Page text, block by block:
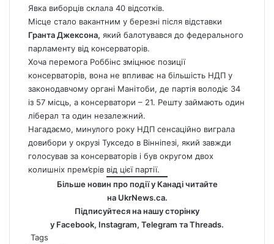
Явка виборців склала 40 відсотків.
Місце стало вакантним у березні після відставки
Гранта Джексона, який балотувався до федерального
парламенту від консерваторів.
Хоча перемога Роббінс зміцнює позиції
консерваторів, вона не впливає на більшість НДП у
законодавчому органі Манітоби, де партія володіє 34
із 57 місць, а консерватори – 21. Решту займають один
ліберал та один незалежний.
Нагадаємо, минулого року НДП сенсаційно виграла
довибори у окрузі Тукседо в Вінніпезі, який завжди
голосував за консерваторів і був округом двох
колишніх прем’єрів від цієї партії.
Більше новин про події у Канаді читайте
на UkrNews.ca.
Підписуйтеся на нашу сторінку
у Facebook, Instagram, Telegram таThreads.
Tags